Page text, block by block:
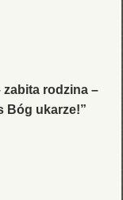
zabita rodzina –
Bóg ukarze!”